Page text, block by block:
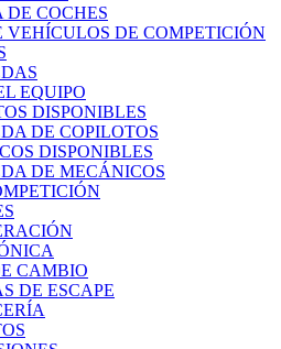
DE COCHES
VEHÍCULOS DE COMPETICIÓN
EQUIPO
DISPONIBLES
DE COPILOTOS
DISPONIBLES
DE MECÁNICOS
CAMBIO
DE ESCAPE